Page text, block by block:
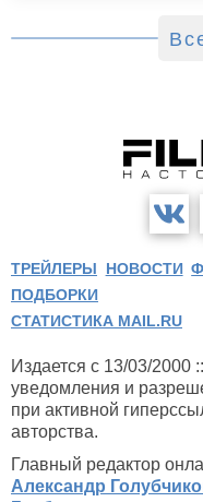
ТРЕЙЛЕРЫ НОВОСТИ
ПОДБОРКИ
СТАТИСТИКА MAIL.RU
Издается с 13/03/2000
уведомления и
при активной
авторства.
Главный редактор
Александр